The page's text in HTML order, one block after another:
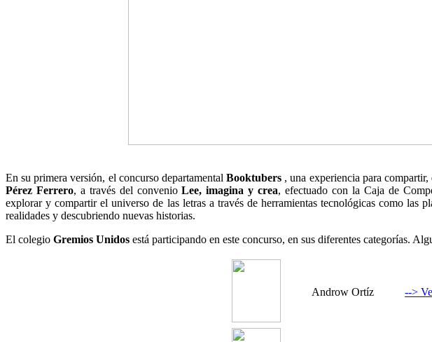
En su primera versión, el concurso departamentalBooktubers , una experiencia para
Pérez Ferrero, a través del convenioLee, imagina y crea, efectuado con la Caja de
explorar y compartir el universo de las letras a través de herramientas tecnológicas como las
realidades y descubriendo nuevas historias.
El colegio Gremios Unidos está participando en este concurso, en sus diferentes categorías.
Androw Ortíz -->